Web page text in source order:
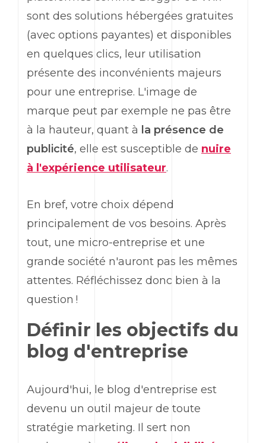
sont des solutions hébergées gratuites
(avec options payantes) et disponibles
en quelques clics, leur utilisation
présente des inconvénients majeurs
pour une entreprise. L'image de
marque peut par exemple ne pas être
à la hauteur, quant à la présence de
publicité, elle est susceptible de nuire
à l'expérience utilisateur.
En bref, votre choix dépend
principalement de vos besoins. Après
tout, une micro-entreprise et une
grande société n'auront pas les mêmes
attentes. Réfléchissez donc bien à la
question !
Définir les objectifs du
blog d'entreprise
Aujourd'hui, le blog d'entreprise est
devenu un outil majeur de toute
stratégie marketing. Il sert non